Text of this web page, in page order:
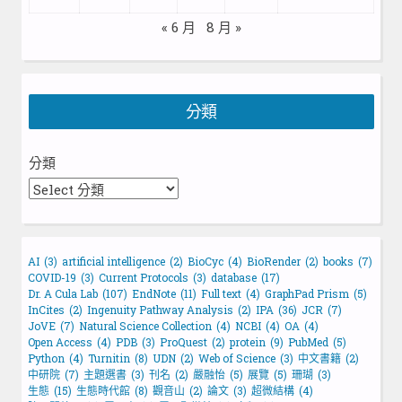
« 6 月
8 月 »
分類
分類
AI (3) artificial intelligence (2) BioCyc (4) BioRender (2) books (7)
COVID-19 (3) Current Protocols (3) database (17)
Dr. A Cula Lab (107) EndNote (11) Full text (4) GraphPad Prism (5)
InCites (2) Ingenuity Pathway Analysis (2) IPA (36) JCR (7)
JoVE (7) Natural Science Collection (4) NCBI (4) OA (4)
Open Access (4) PDB (3) ProQuest (2) protein (9) PubMed (5)
Python (4) Turnitin (8) UDN (2) Web of Science (3) 中文書籍 (2)
中研院 (7) 主題選書 (3) 刊名 (2) 嚴融怡 (5) 展覽 (5) 珊瑚 (3)
生態 (15) 生態時代館 (8) 觀音山 (2) 論文 (3) 超微結構 (4)